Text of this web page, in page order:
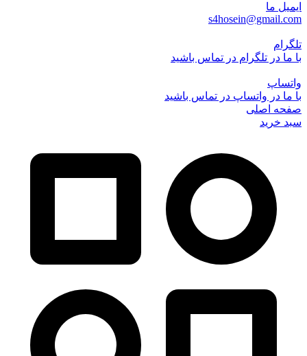
ایمیل ما
s4hosein@gmail.com
تلگرام
با ما در تلگرام در تماس باشید
واتساپ
با ما در واتساپ در تماس باشید
صفحه اصلی
سبد خرید